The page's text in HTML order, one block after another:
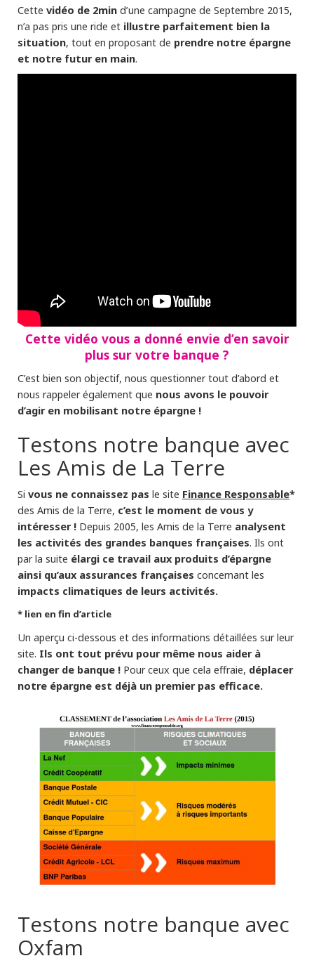
Cette vidéo de 2min d’une campagne de Septembre 2015,
n’a pas pris une ride et illustre parfaitement bien la
situation, tout en proposant de prendre notre épargne
et notre futur en main.
Cette vidéo vous a donné envie d’en savoir
plus sur votre banque ?
C’est bien son objectif, nous questionner tout d’abord et
nous rappeler également que nous avons le pouvoir
d’agir en mobilisant notre épargne !
Testons notre banque avec
Les Amis de La Terre
Si vous ne connaissez pas le site Finance Responsable*
des Amis de la Terre, c’est le moment de vous y
intéresser ! Depuis 2005, les Amis de la Terre analysent
les activités des grandes banques françaises. Ils ont
par la suite élargi ce travail aux produits d’épargne
ainsi qu’aux assurances françaises concernant les
impacts climatiques de leurs activités.
* lien en fin d’article
Un aperçu ci-dessous et des informations détaillées sur leur
site. Ils ont tout prévu pour même nous aider à
changer de banque ! Pour ceux que cela effraie, déplacer
notre épargne est déjà un premier pas efficace.
Testons notre banque avec
Oxfam